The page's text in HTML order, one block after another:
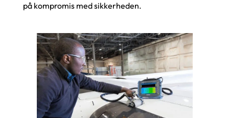
på kompromis med sikkerheden.